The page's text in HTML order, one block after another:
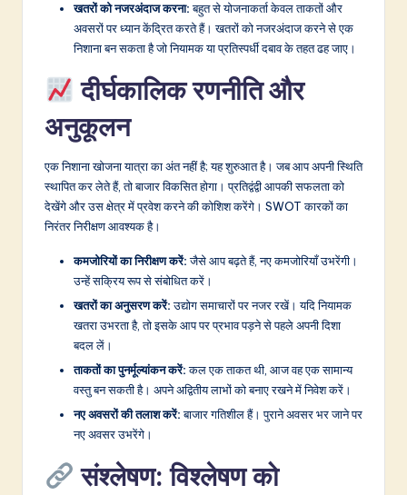
खतरों को नजरअंदाज करना:बहुत से योजनाकर्ता केवल ताकतों और
अवसरों पर ध्यान केंद्रित करते हैं। खतरों को नजरअंदाज करने से एक
निशाना बन सकता है जो नियामक या प्रतिस्पर्धी दबाव के तहत ढह जाए।
दीर्घकालिक रणनीति और
अनुकूलन
एक निशाना खोजना यात्रा का अंत नहीं है; यह शुरुआत है। जब आप अपनी स्थिति
स्थापित कर लेते हैं, तो बाजार विकसित होगा। प्रतिद्वंद्वी आपकी सफलता को
देखेंगे और उस क्षेत्र में प्रवेश करने की कोशिश करेंगे। SWOT कारकों का
निरंतर निरीक्षण आवश्यक है।
कमजोरियों का निरीक्षण करें:जैसे आप बढ़ते हैं, नए कमजोरियाँ उभरेंगी।
उन्हें सक्रिय रूप से संबोधित करें।
खतरों का अनुसरण करें:उद्योग समाचारों पर नजर रखें। यदि नियामक
खतरा उभरता है, तो इसके आप पर प्रभाव पड़ने से पहले अपनी दिशा
बदल लें।
ताकतों का पुनर्मूल्यांकन करें:कल एक ताकत थी, आज वह एक सामान्य
वस्तु बन सकती है। अपने अद्वितीय लाभों को बनाए रखने में निवेश करें।
नए अवसरों की तलाश करें:बाजार गतिशील हैं। पुराने अवसर भर जाने पर
नए अवसर उभरेंगे।
संश्लेषण: विश्लेषण को